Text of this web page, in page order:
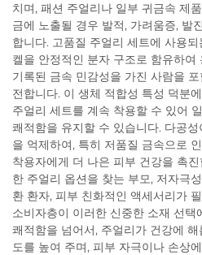
치며, 패션 주얼리나 일부 귀금속 제
금에 노출될 경우 발적, 가려움증, 발
합니다. 고품질 주얼리 세트에 사용
켈을 안정적인 분자 구조로 함유하
기록된 금속 민감성을 가진 사람을
전합니다. 이 생체 적합성 특성 덕분
주얼리 세트를 계속 착용할 수 있어
쾌적함을 유지할 수 있습니다. 다공
을 억제하여, 특히 저품질 금속으로
착용자에게 더 나은 피부 건강을 촉
한 주얼리 옵션을 찾는 부모, 저자극
환 환자, 피부 친화적인 액세서리가
소비자층이 이러한 신중한 소재 선택
쾌적함을 넘어서, 주얼리가 건강에
도를 높여 주며, 피부 자극이나 손상